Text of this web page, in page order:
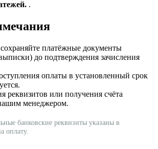
.
платёжные документы
до подтверждения зачисления
оплаты в установленный срок
реквизитов или получения счёта
менеджером.
банковские реквизиты указаны в
оплату.